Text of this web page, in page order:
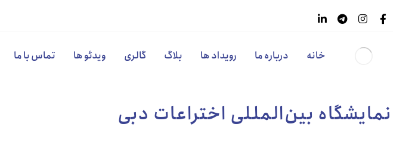
خانه درباره ما رویداد ها بلاگ گالری ویدئو ها تماس با ما
نمایشگاه بین‌المللی اختراعات دبی